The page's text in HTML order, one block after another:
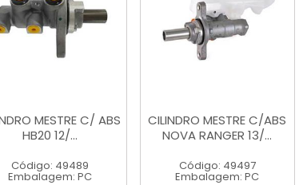
MESTRE C/ ABS
HB20 12/...
Código: 49489
Embalagem: PC
CILINDRO MESTRE C/ABS
NOVA RANGER 13/...
Código: 49497
Embalagem: PC